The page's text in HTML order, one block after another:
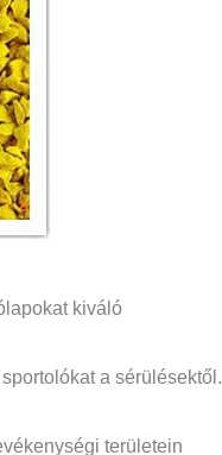
kiváló
a sérülésektől.
területein